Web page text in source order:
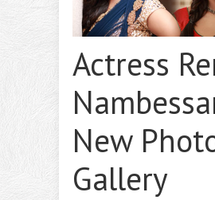
Actress
New
Gallery